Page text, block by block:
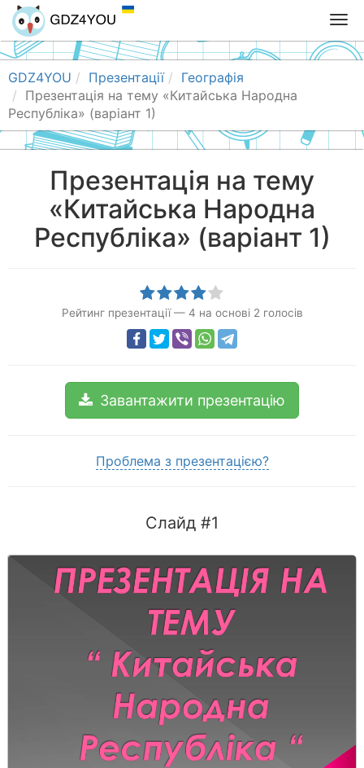
T
o
g
n
a
GDZ4YOU Презентації
Географія
Презентація на тему «Китайська Народна
Республіка» (варіант 1)
Презентація на тему
«Китайська Народна
Республіка» (варіант 1)
Рейтинг презентації — 4 на основі 2 голосів
Завантажити презентацію
Проблема з презентацією?
Слайд #1